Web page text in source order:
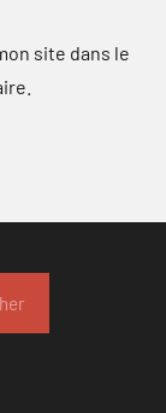
site dans le